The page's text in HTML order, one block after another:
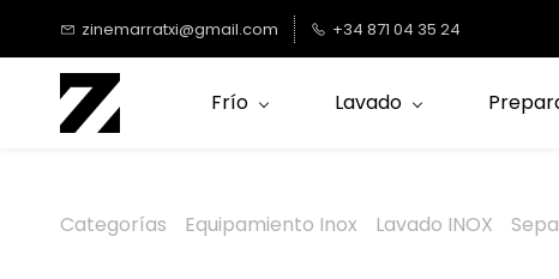
contenido
principal
zinemarratxi@gmail.com +34 871 04 35 24
Frío Lavado
Categorías Equipamiento Inox Lavado INOX